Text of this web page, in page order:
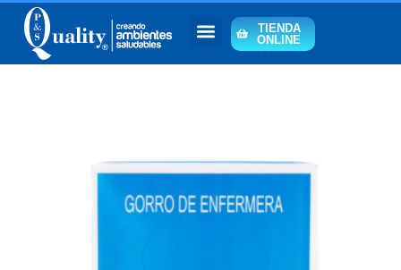
TIENDA
ONLINE